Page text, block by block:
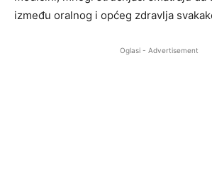
između oralnog i općeg zdravlja
Oglasi - Advertisement